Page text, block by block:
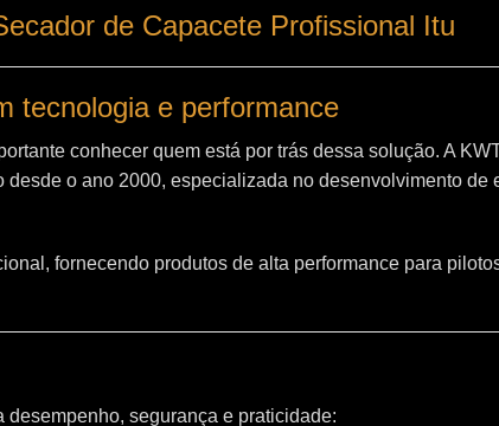
de Capacete Profissional Itu
tecnologia e performance
conhecer quem está por trás dessa solução. A
o ano 2000, especializada no desenvolvimento de
fornecendo produtos de alta performance para
segurança e praticidade: